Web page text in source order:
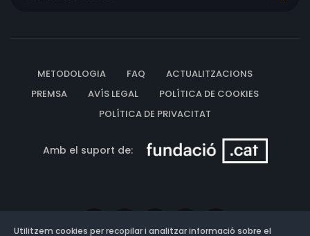
METODOLOGIA FAQ
ACTUALITZACIONS
PREMSA
AVÍS LEGAL
POLÍTICA DE COOKIES
POLÍTICA DE PRIVACITAT
Amb el suport de:
Utilitzem cookies per recopilar i analitzar informació sobre el